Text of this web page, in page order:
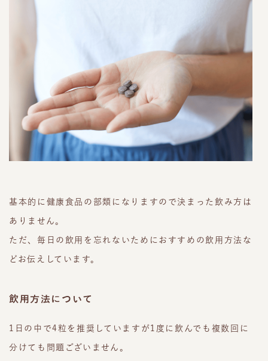
基本的に健康食品の部類になりますので決まった飲み方は
ありません。
ただ、毎日の飲用を忘れないためにおすすめの飲用方法な
どお伝えしています。
飲用方法について
1日の中で4粒を推奨していますが1度に飲んでも複数回に
分けても問題ございません。